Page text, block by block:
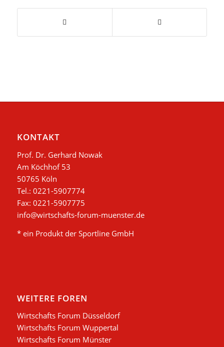
KONTAKT
Prof. Dr. Gerhard Nowak
Am Köchhof 53
50765 Köln
Tel.: 0221-5907774
Fax: 0221-5907775
info@wirtschafts-forum-muenster.de
* ein Produkt der Sportline GmbH
WEITERE FOREN
Wirtschafts Forum Düsseldorf
Wirtschafts Forum Wuppertal
Wirtschafts Forum Münster